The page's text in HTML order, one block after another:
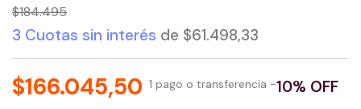
$184.495
3 Cuotas sin interés de $61.498,33
$166.045,50 1 pago o transferencia -10% OFF